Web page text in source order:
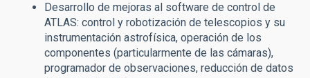
Desarrollo de mejoras al software de control de
ATLAS: control y robotización de telescopios y su
instrumentación astrofísica, operación de los
componentes (particularmente de las cámaras),
programador de observaciones, reducción de datos